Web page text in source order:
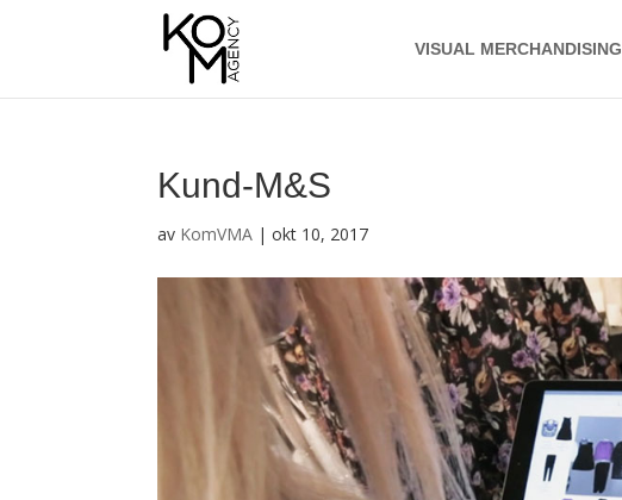
VISUAL MERCHANDISING
Kund-M&S
av KomVMA | okt 10, 2017